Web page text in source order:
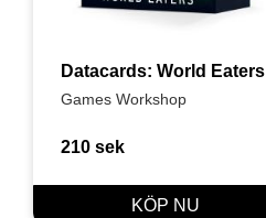
Datacards: World Eaters
Games Workshop
210 sek